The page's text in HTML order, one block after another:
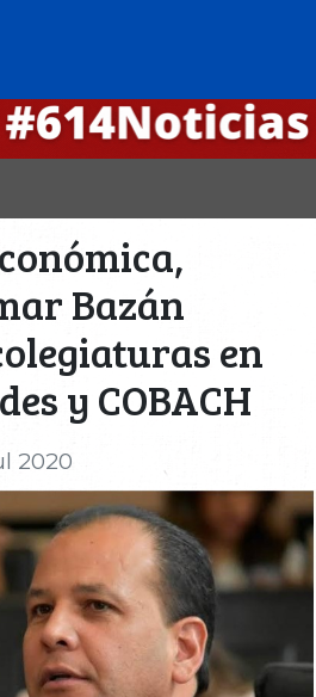
Bazán
en
y COBACH
2020